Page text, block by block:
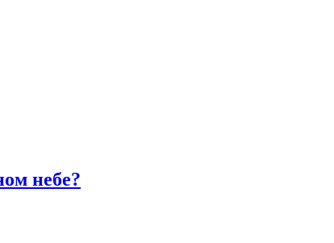
небе?